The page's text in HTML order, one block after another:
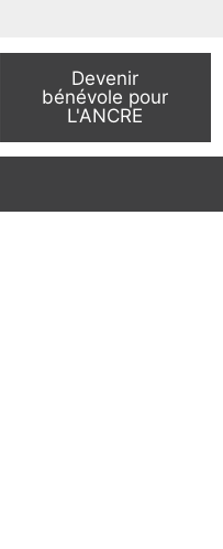
Devenir
bénévole pour
L'ANCRE